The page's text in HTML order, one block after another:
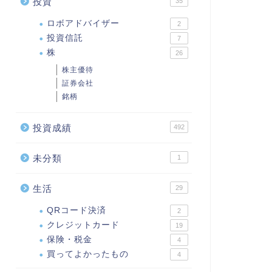
ロボアドバイザー 2
投資信託 7
株 26
株主優待
証券会社
銘柄
投資成績 492
未分類 1
生活 29
QRコード決済 2
クレジットカード 19
保険・税金 4
買ってよかったもの 4